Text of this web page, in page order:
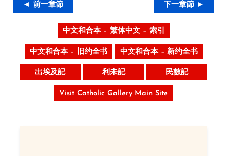
◄ 前一章節 下一章節 ►
中文和合本 – 繁体中文 – 索引
中文和合本 – 旧约全书 中文和合本 – 新约全书
出埃及記 利未記 民數記
Visit Catholic Gallery Main Site